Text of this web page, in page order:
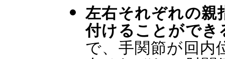
左右それぞれの親
付けることができ
で、手関節が回内